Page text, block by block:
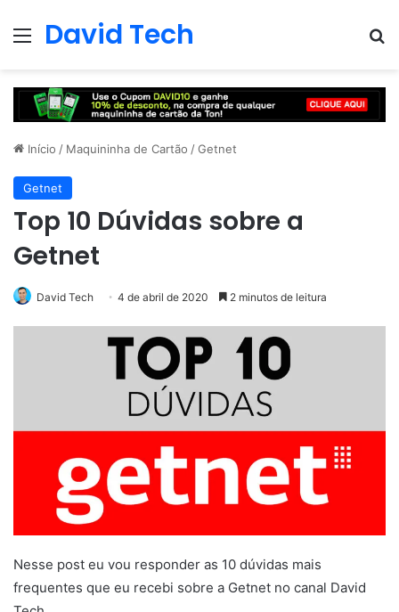
Menu
David Tech
Início / Maquininha de Cartão /Getnet
Getnet
Top 10 Dúvidas sobre a
Getnet
David Tech 4 de abril de 2020 2 minutos de leitura
Nesse post eu vou responder as 10 dúvidas mais
frequentes que eu recebi sobre a Getnet no canal David